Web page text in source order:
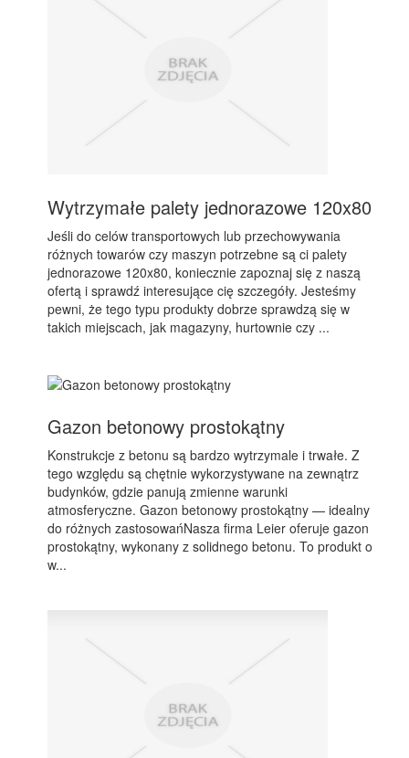
Wytrzymałe palety jednorazowe 120x80
Jeśli do celów transportowych lub przechowywania
różnych towarów czy maszyn potrzebne są ci palety
jednorazowe 120x80, koniecznie zapoznaj się z naszą
ofertą i sprawdź interesujące cię szczegóły. Jesteśmy
pewni, że tego typu produkty dobrze sprawdzą się w
takich miejscach, jak magazyny, hurtownie czy ...
Gazon betonowy prostokątny
Konstrukcje z betonu są bardzo wytrzymale i trwałe. Z
tego względu są chętnie wykorzystywane na zewnątrz
budynków, gdzie panują zmienne warunki
atmosferyczne. Gazon betonowy prostokątny — idealny
do różnych zastosowańNasza firma Leier oferuje gazon
prostokątny, wykonany z solidnego betonu. To produkt o
w...